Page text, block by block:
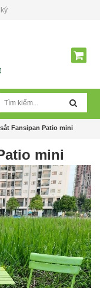
Fansipan Patio mini
mini